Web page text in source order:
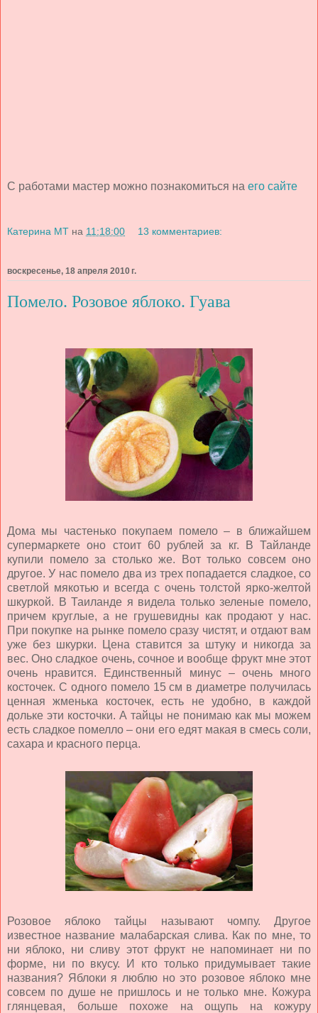
С работами мастер можно познакомиться на его сайте
Катерина МТ на 11:18:00 13 комментариев:
воскресенье, 18 апреля 2010 г.
Помело. Розовое яблоко. Гуава
Дома мы частенько покупаем помело – в ближайшем
супермаркете оно стоит 60 рублей за кг. В Тайланде
купили помело за столько же. Вот только совсем оно
другое. У нас помело два из трех попадается сладкое, со
светлой мякотью и всегда с очень толстой ярко-желтой
шкуркой. В Таиланде я видела только зеленые помело,
причем круглые, а не грушевидны как продают у нас.
При покупке на рынке помело сразу чистят, и отдают вам
уже без шкурки. Цена ставится за штуку и никогда за
вес. Оно сладкое очень, сочное и вообще фрукт мне этот
очень нравится. Единственный минус – очень много
косточек. С одного помело 15 см в диаметре получилась
ценная жменька косточек, есть не удобно, в каждой
дольке эти косточки. А тайцы не понимаю как мы можем
есть сладкое помелло – они его едят макая в смесь соли,
сахара и красного перца.
Розовое яблоко тайцы называют чомпу. Другое
известное название малабарская слива. Как по мне, то
ни яблоко, ни сливу этот фрукт не напоминает ни по
форме, ни по вкусу. И кто только придумывает такие
названия? Яблоки я люблю но это розовое яблоко мне
совсем по душе не пришлось и не только мне. Кожура
глянцевая, больше похоже на ощупь на кожуру